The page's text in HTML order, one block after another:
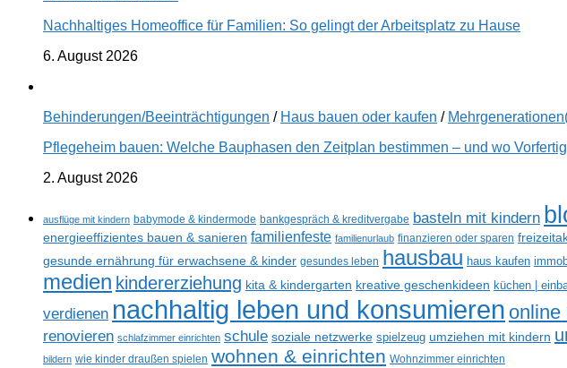
Nachhaltiges Homeoffice für Familien: So gelingt der Arbeitsplatz zu Hause
6. August 2026
Behinderungen/Beeinträchtigungen / Haus bauen oder kaufen /
Pflegeheim bauen: Welche Bauphasen den Zeitplan bestimmen – und wo
2. August 2026
ausflüge mit kindern babymode & kindermode bankgespräch & kreditvergabe basteln mit kindern
energieeffizientes bauen & sanieren familienfeste familienurlaub finanzieren oder sparen
gesunde ernährung für erwachsene & kinder gesundes leben hausbau haus kaufen
medien kindererziehung kita & kindergarten kreative geschenkideen küchen |
verdienen nachhaltig leben und konsumieren online
renovieren schlafzimmer einrichten schule soziale netzwerke spielzeug umziehen mit kindern
bildern wie kinder draußen spielen wohnen & einrichten Wohnzimmer einrichten